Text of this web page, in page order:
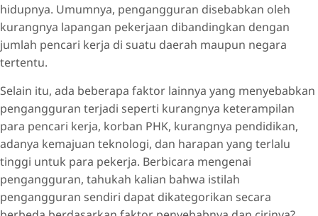
hidupnya. Umumnya, pengangguran disebabkan oleh
kurangnya lapangan pekerjaan dibandingkan dengan
jumlah pencari kerja di suatu daerah maupun negara
tertentu.
Selain itu, ada beberapa faktor lainnya yang menyebabkan
pengangguran terjadi seperti kurangnya keterampilan
para pencari kerja, korban PHK, kurangnya pendidikan,
adanya kemajuan teknologi, dan harapan yang terlalu
tinggi untuk para pekerja. Berbicara mengenai
pengangguran, tahukah kalian bahwa istilah
pengangguran sendiri dapat dikategorikan secara